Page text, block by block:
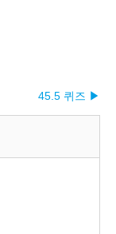
45.5 퀴즈 ▶︎